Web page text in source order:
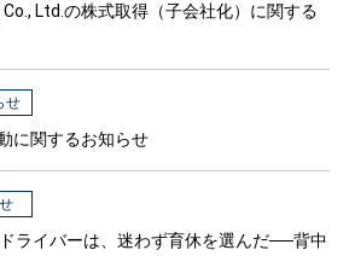
Ltd.の株式取得（子会社化）に関する
せ
に関するお知らせ
ライバーは、迷わず育休を選んだ──背中